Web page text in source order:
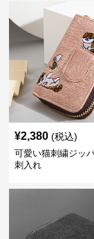
¥2,380 (税込)
可愛い猫刺繍ジッ
刺入れ